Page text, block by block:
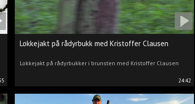
24:42
Lokkejakt på rådyrbukk med Kristoffer Clausen
Lokkejakt på rådyrbukker i brunsten med Kristoffer Clausen